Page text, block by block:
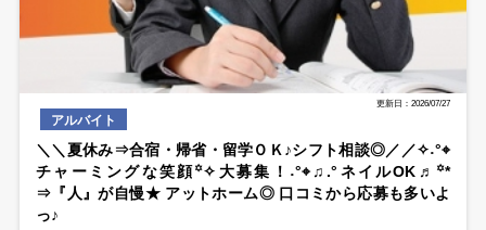
更新日：2026/07/27
アルバイト
＼＼夏休み⇒合宿・帰省・留学ＯＫ♪シフト相談◎／／✧˖°⌖
チャーミングな笑顔꙳✧大募集！˖°⌖♫.°ネイルOK♬꙳*
⇒『人』が自慢★ アットホーム◎ 口コミから応募も多いよ
っ♪